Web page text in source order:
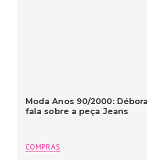
Moda Anos 90/2000:
fala sobre a peça Jeans
COMPRAS